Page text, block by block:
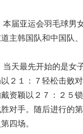
亚运会羽毛球男女
道主韩国队和中国队
最先开始的是女子
２１：７轻松击败
资颖以２７：２５
胜对手。随后进行的
四场。